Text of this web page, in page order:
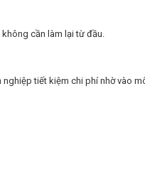
cần làm lại từ đầu.
nghiệp tiết kiệm chi phí nhờ vào